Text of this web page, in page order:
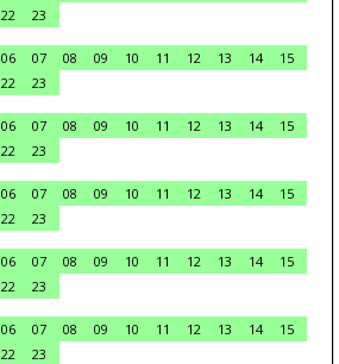
22
23
06 07 08 09 10 11 12 13 14
15
22
23
06 07 08 09 10 11 12 13 14
15
22
23
06 07 08 09 10 11 12 13 14
15
22
23
06 07 08 09 10 11 12 13 14
15
22
23
06 07 08 09 10 11 12 13 14
15
22
23